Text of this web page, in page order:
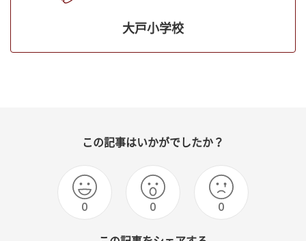
大戸小学校
この記事はいかがでしたか？
0 0 0